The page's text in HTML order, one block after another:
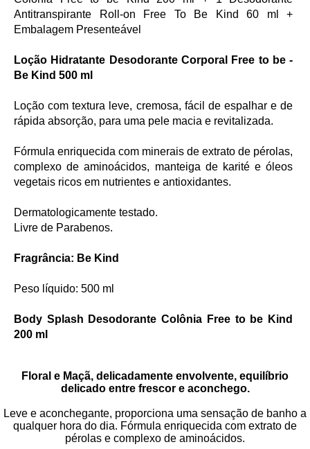
Antitranspirante Roll-on Free To Be Kind 60 ml +
Embalagem Presenteável
Loção Hidratante Desodorante Corporal Free to be -
Be Kind 500 ml
Loção com textura leve, cremosa, fácil de espalhar e de
rápida absorção, para uma pele macia e revitalizada.
Fórmula enriquecida com minerais de extrato de pérolas,
complexo de aminoácidos, manteiga de karité e óleos
vegetais ricos em nutrientes e antioxidantes.
Dermatologicamente testado.
Livre de Parabenos.
Fragrância: Be Kind
Peso líquido: 500 ml
Body Splash Desodorante Colônia Free to be Kind
200 ml
Floral e Maçã, delicadamente envolvente, equilíbrio
delicado entre frescor e aconchego.
Leve e aconchegante, proporciona uma sensação de banho a
qualquer hora do dia. Fórmula enriquecida com extrato de
pérolas e complexo de aminoácidos.